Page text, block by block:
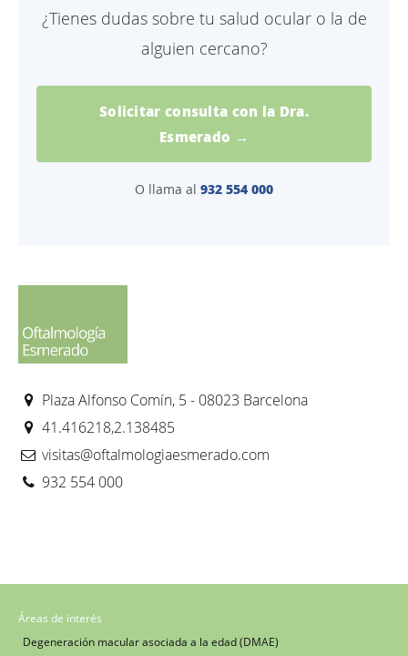
¿Tienes dudas sobre tu salud ocular o la de
alguien cercano?
Solicitar consulta con la Dra.
Esmerado →
O llama al 932 554 000
Plaza Alfonso Comín, 5 - 08023 Barcelona
41.416218,2.138485
visitas@oftalmologiaesmerado.com
932 554 000
Áreas de interés
Degeneración macular asociada a la edad (DMAE)